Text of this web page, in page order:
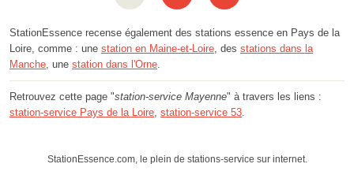
StationEssence recense également des stations essence en Pays de la
Loire, comme : une station en Maine-et-Loire , des stations dans la
Manche , une station dans l'Orne
Retrouvez cette page "station-service Mayenne" à travers les liens :
station-service Pays de la Loire station-service 53
StationEssence.com, le plein de stations-service sur internet.